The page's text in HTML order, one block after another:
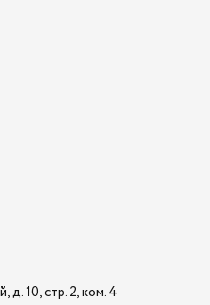
д. 10, стр. 2, ком. 4